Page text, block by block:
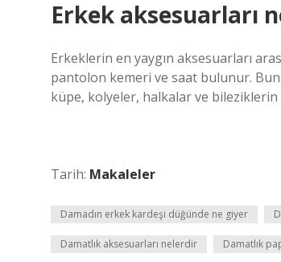
Erkek aksesuarları
Erkeklerin en yaygın aksesuarları
pantolon kemeri ve saat bulunur.
küpe, kolyeler, halkalar ve bileziklerin
Tarih: Makaleler
Damadın erkek kardeşi düğünde ne giyer
Damatlık aksesuarları nelerdir Damatlık